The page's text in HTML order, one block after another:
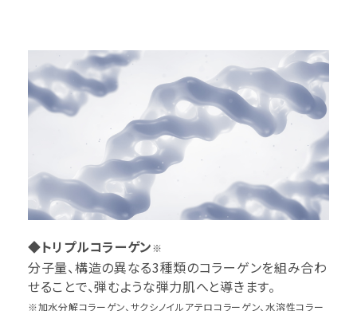
◆トリプルコラーゲン※
分子量、構造の異なる3種類のコラーゲンを組み合わ
せることで、弾むような弾力肌へと導きます。
※加水分解コラーゲン、サクシノイルアテロコラーゲン、水溶性コラー